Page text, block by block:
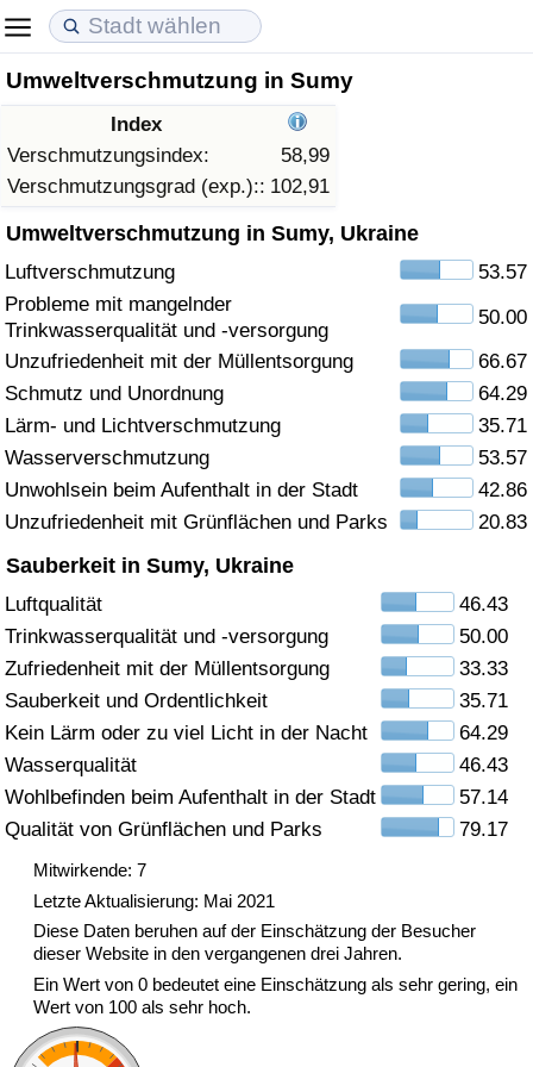
Umweltverschmutzung in Sumy
Index
Verschmutzungsindex:
58,99
Verschmutzungsgrad (exp.):: 102,91
Umweltverschmutzung in Sumy, Ukraine
Luftverschmutzung
53.57
Probleme mit mangelnder
Trinkwasserqualität und -versorgung
50.00
Unzufriedenheit mit der Müllentsorgung
66.67
Schmutz und Unordnung
64.29
Lärm- und Lichtverschmutzung
35.71
Wasserverschmutzung
53.57
Unwohlsein beim Aufenthalt in der Stadt
42.86
Unzufriedenheit mit Grünflächen und Parks
20.83
Sauberkeit in Sumy, Ukraine
Luftqualität
46.43
Trinkwasserqualität und -versorgung
50.00
Zufriedenheit mit der Müllentsorgung
33.33
Sauberkeit und Ordentlichkeit
35.71
Kein Lärm oder zu viel Licht in der Nacht
64.29
Wasserqualität
46.43
Wohlbefinden beim Aufenthalt in der Stadt
57.14
Qualität von Grünflächen und Parks
79.17
Mitwirkende: 7
Letzte Aktualisierung: Mai 2021
Diese Daten beruhen auf der Einschätzung der Besucher
dieser Website in den vergangenen drei Jahren.
Ein Wert von 0 bedeutet eine Einschätzung als sehr gering, ein
Wert von 100 als sehr hoch.
Lebenshaltungskosten
Lebenshaltungskosten-Index (aktuell)
Lebenshaltungskosten-Index
Lebenshaltungskosten-Index nach Land
in Akaba
Immobilienpreise
Immobilienpreis-Index (aktuell)
Immobilienpreis-Index
Immobilienpreis-Index nach Land
Lebensqualität
Lebensqualität-Index
Lebensqualität-Index (aktuell)
Lebensqualitätsindex nach Land
Kriminalität
Kriminalitäts-Index (aktuell)
Kriminalitäts-Index
Kriminalitätsindex nach Land
Gesundheitsversorgung
Gesundheitsversorgungs-Index (aktuell)
Gesundheitsversorgungs-Index
Gesundheitsversorgungs-Index nach Land
Umweltverschmutzung
Umweltverschmutzungs-Index (aktuell)
Verschmutzungsindex
Umweltverschmutzungs-Index nach Land
Verkehr